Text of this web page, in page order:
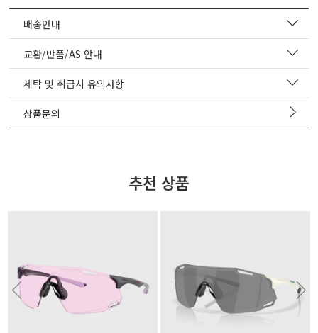
배송안내
교환/반품/AS 안내
세탁 및 취급시 유의사항
상품문의
추천 상품